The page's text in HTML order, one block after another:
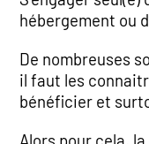
hébergement ou
De nombreuses
il faut les
bénéficier et
Alors pour cela,